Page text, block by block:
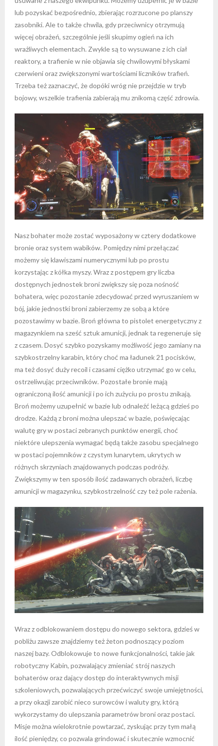
lub pozyskać bezpośrednio, zbierając rozrzucone po planszy
zasobniki. Ale to także chwila, gdy przeciwnicy otrzymują
więcej obrażeń, szczególnie jeśli skupimy ogień na ich
wrażliwych elementach. Zwykle są to wysuwane z ich ciał
reaktory, a trafienie w nie objawia się chwilowymi błyskami
czerwieni oraz zwiększonymi wartościami liczników trafień.
Trzeba też zaznaczyć, że dopóki wróg nie przejdzie w tryb
bojowy, wszelkie trafienia zabierają mu znikomą część zdrowia.
Nasz bohater może zostać wyposażony w cztery dodatkowe
bronie oraz system wabików. Pomiędzy nimi przełączać
możemy się klawiszami numerycznymi lub po prostu
korzystając z kółka myszy. Wraz z postępem gry liczba
dostępnych jednostek broni zwiększy się poza nośność
bohatera, więc pozostanie zdecydować przed wyruszaniem w
bój, jakie jednostki broni zabierzemy ze sobą a które
pozostawimy w bazie. Broń główna to pistolet energetyczny z
magazynkiem na sześć sztuk amunicji, jednak ta regeneruje się
z czasem. Dosyć szybko pozyskamy możliwość jego zamiany na
szybkostrzelny karabin, który choć ma ładunek 21 pocisków,
ma też dosyć duży recoil i czasami ciężko utrzymać go w celu,
ostrzeliwując przeciwników. Pozostałe bronie mają
ograniczoną ilość amunicji i po ich zużyciu po prostu znikają.
Broń możemy uzupełnić w bazie lub odnaleźć leżącą gdzieś po
drodze. Każdą z broni można ulepszać w bazie, poświęcając
walutę gry w postaci zebranych punktów energii, choć
niektóre ulepszenia wymagać będą także zasobu specjalnego
w postaci pojemników z czystym lunarytem, ukrytych w
różnych skrzyniach znajdowanych podczas podróży.
Zwiększymy w ten sposób ilość zadawanych obrażeń, liczbę
amunicji w magazynku, szybkostrzelność czy też pole rażenia.
Wraz z odblokowaniem dostępu do nowego sektora, gdzieś w
pobliżu zawsze znajdziemy też żeton podnoszący poziom
naszej bazy. Odblokowuje to nowe funkcjonalności, takie jak
robotyczny Kabin, pozwalający zmieniać strój naszych
bohaterów oraz dający dostęp do interaktywnych misji
szkoleniowych, pozwalających przećwiczyć swoje umiejętności,
a przy okazji zarobić nieco surowców i waluty gry, którą
wykorzystamy do ulepszania parametrów broni oraz postaci.
Misje można wielokrotnie powtarzać, zyskując przy tym małą
ilość pieniędzy, co pozwala grindować i skutecznie wzmocnić